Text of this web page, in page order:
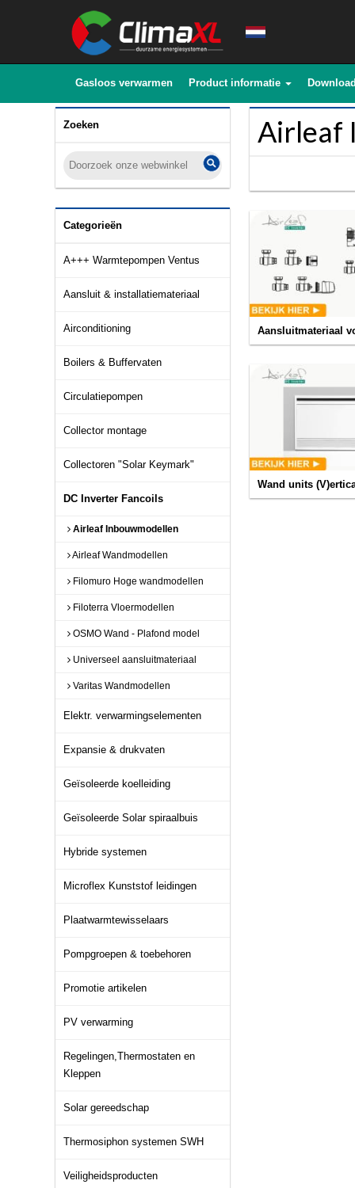
Gasloos verwarmen Product informatie
Zoeken
Categorieën
A+++ Warmtepompen Ventus
Aansluit & installatiemateriaal
Airconditioning
Boilers & Buffervaten
Circulatiepompen
Collector montage
Collectoren "Solar Keymark"
DC Inverter Fancoils
Airleaf Inbouwmodellen
Airleaf Wandmodellen
Filomuro Hoge wandmodellen
Filoterra Vloermodellen
OSMO Wand - Plafond model
Universeel aansluitmateriaal
Varitas Wandmodellen
Elektr. verwarmingselementen
Expansie & drukvaten
Geïsoleerde koelleiding
Geïsoleerde Solar spiraalbuis
Hybride systemen
Microflex Kunststof leidingen
Plaatwarmtewisselaars
Pompgroepen & toebehoren
Promotie artikelen
PV verwarming
Regelingen,Thermostaten en
Kleppen
Solar gereedschap
Thermosiphon systemen SWH
Veiligheidsproducten
Airleaf
Aansluitmateriaal
Wand units